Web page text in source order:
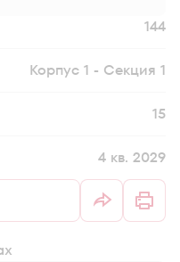
144
Корпус 1 - Секция 1
15
4 кв. 2029